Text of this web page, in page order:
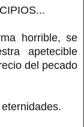
horrible, se
apetecible
del pecado